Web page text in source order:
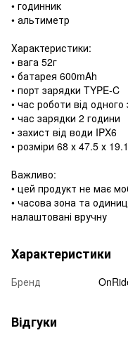
• годинник
• альтиметр
Характеристики:
• вага 52г
• батарея 600mAh
• порт зарядки TYPE-C
• час роботи від
• час зарядки 2 години
• захист від води IPX6
• розміри 68 х 47.5 х
Важливо:
• цей продукт не має
• часова зона та
налаштовані вручну
Характеристики
Бренд
Відгуки